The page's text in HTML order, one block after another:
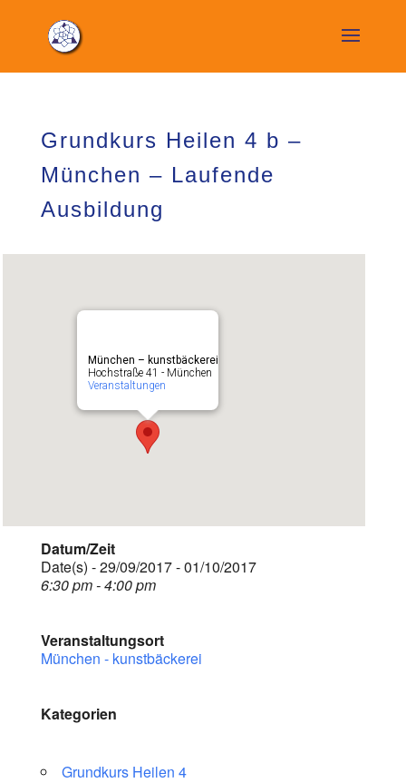
Grundkurs Heilen 4 b –
München – Laufende
Ausbildung
München – kunstbäckerei
Hochstraße 41 - München
Veranstaltungen
Datum/Zeit
Date(s) - 29/09/2017 - 01/10/2017
6:30 pm - 4:00 pm
Veranstaltungsort
München - kunstbäckerei
Kategorien
Grundkurs Heilen 4